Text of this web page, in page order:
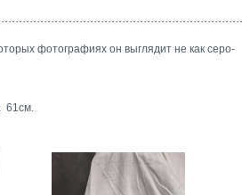
фотографиях он выглядит не как серо-
61см.